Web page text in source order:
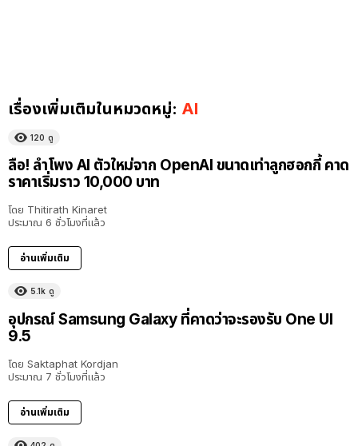
เรื่องเพิ่มเติมในหมวดหมู่: AI
120 ดู
ลือ! ลำโพง AI ตัวใหม่จาก OpenAI ขนาดเท่าลูกฮอกกี้ คาด
ราคาเริ่มราว 10,000 บาท
โดย Thitirath Kinaret
ประมาณ 6 ชั่วโมงที่แล้ว
อ่านเพิ่มเติม
5.1k ดู
อุปกรณ์ Samsung Galaxy ที่คาดว่าจะรองรับ One UI
9.5
โดย Saktaphat Kordjan
ประมาณ 7 ชั่วโมงที่แล้ว
อ่านเพิ่มเติม